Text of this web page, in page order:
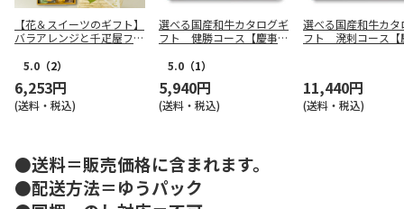
【花＆スイーツのギフト】
バラアレンジと千疋屋フル
ド系）
5.0 （2）
6,253円
(送料・税込)
選べる国産和牛カタログギ
フト 健勝コース【慶事
5.0 （1）
5,940円
(送料・税込)
選べる国産和牛カタ
フト 溌剌コース【
11,440円
(送料・税込)
●送料＝販売価格に含まれます。
●配送方法＝ゆうパック